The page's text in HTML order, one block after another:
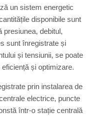
un sistem energetic
disponibile sunt
presiunea, debitul,
sunt înregistrate și
și tensiunii, se poate
și optimizare.
prin instalarea de
electrice, puncte
într-o stație centrală